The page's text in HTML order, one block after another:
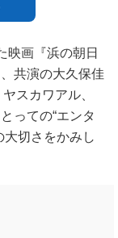
画『浜の朝日
共演の大久保佳
スカワアル、
っての“エンタ
大切さをかみし